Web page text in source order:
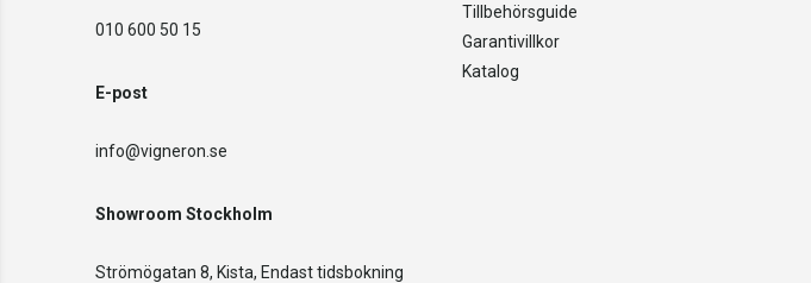
010 600 50 15
E-post
info@vigneron.se
Showroom Stockholm
Strömögatan 8, Kista, Endast tidsbokning
Tillbehörsguide
Garantivillkor
Katalog